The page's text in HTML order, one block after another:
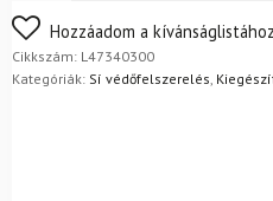
FoxPost
Nem biztos a választásában?
egyszerűen visszaküldheti 14
Mik a visszaküldés feltételei?
Hozzáadom a kívánságlistához
Cikkszám: L47340300
Kategóriák: Sí védőfelszerelés